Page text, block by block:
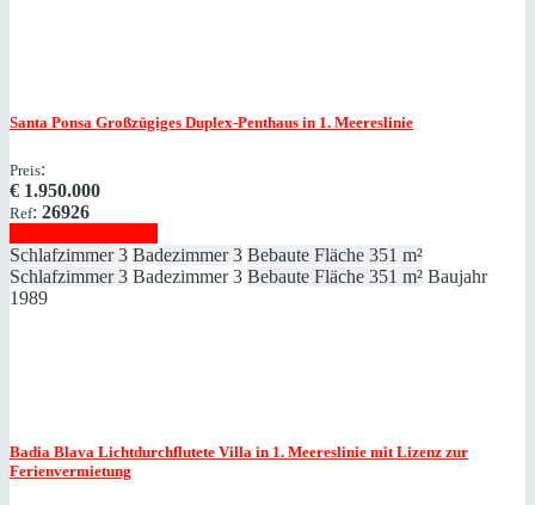
Santa Ponsa Großzügiges Duplex-Penthaus in 1. Meereslinie
Preis:
€ 1.950.000
Ref: 26926
Schlafzimmer 3 Badezimmer 3 Bebaute Fläche 351 m²
Schlafzimmer 3 Badezimmer 3 Bebaute Fläche 351 m² Baujahr
1989
Badia Blava Lichtdurchflutete Villa in 1. Meereslinie mit Lizenz zur
Ferienvermietung